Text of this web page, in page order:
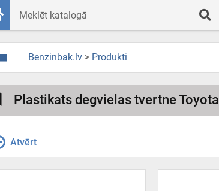
Benzinbak.lv > Produkti
Plastikats degvielas tvertne Toyota
Atvērt